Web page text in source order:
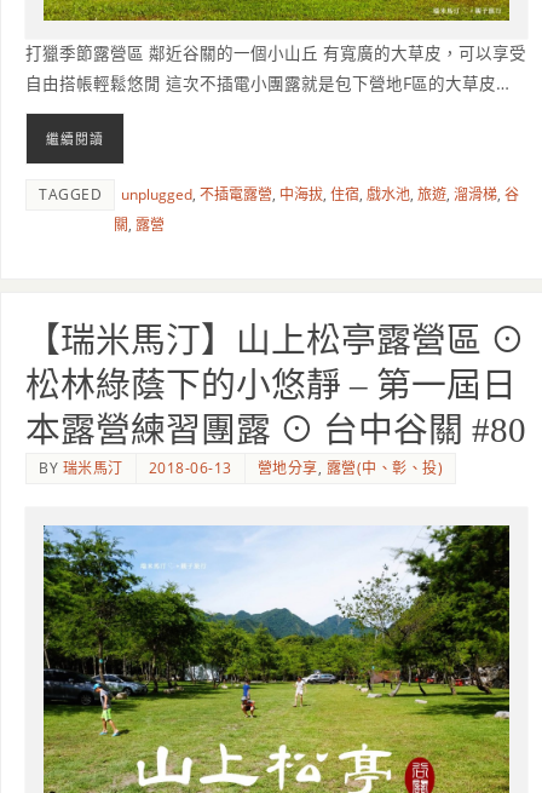
打獵季節露營區 鄰近谷關的一個小山丘 有寬廣的大草皮，可以享受
自由搭帳輕鬆悠閒 這次不插電小團露就是包下營地F區的大草皮…
繼續閱讀
TAGGED unplugged,不插電露營, 中海拔,住宿,戲水池,旅遊,溜滑梯,谷
關, 露營
【瑞米馬汀】山上松亭露營區 ⊙
松林綠蔭下的小悠靜 – 第一屆日
本露營練習團露 ⊙ 台中谷關 #80
BY 瑞米馬汀 2018-06-13 營地分享, 露營(中、彰、投)